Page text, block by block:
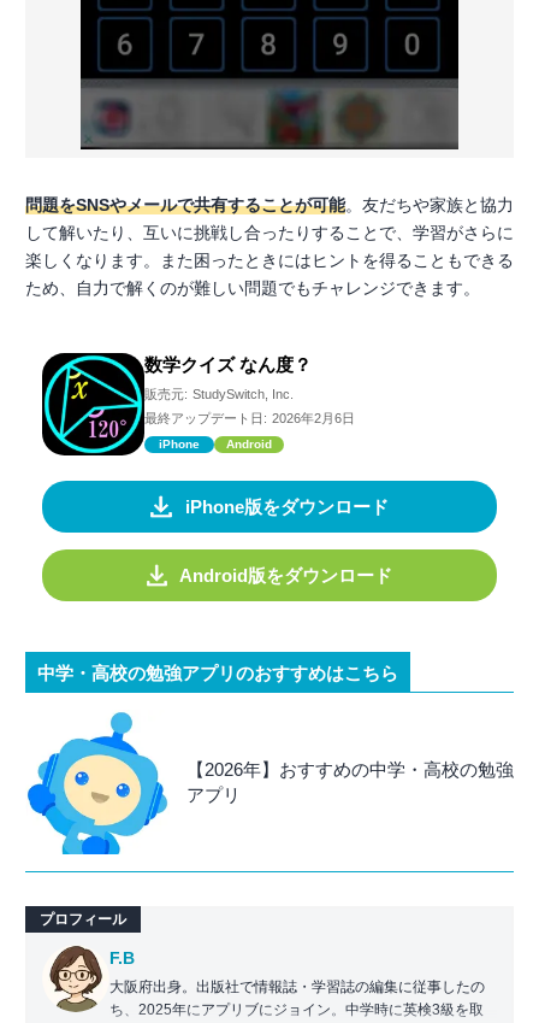
問題をSNSやメールで共有することが可能。友だちや家族と協力
して解いたり、互いに挑戦し合ったりすることで、学習がさらに
楽しくなります。また困ったときにはヒントを得ることもできる
ため、自力で解くのが難しい問題でもチャレンジできます。
数学クイズ なん度？
販売元: StudySwitch, Inc.
最終アップデート日: 2026年2月6日
iPhone Android
iPhone版をダウンロード
Android版をダウンロード
中学・高校の勉強アプリのおすすめはこちら
【2026年】おすすめの中学・高校の勉強
アプリ
プロフィール
F.B
大阪府出身。出版社で情報誌・学習誌の編集に従事したの
ち、2025年にアプリブにジョイン。中学時に英検3級を取